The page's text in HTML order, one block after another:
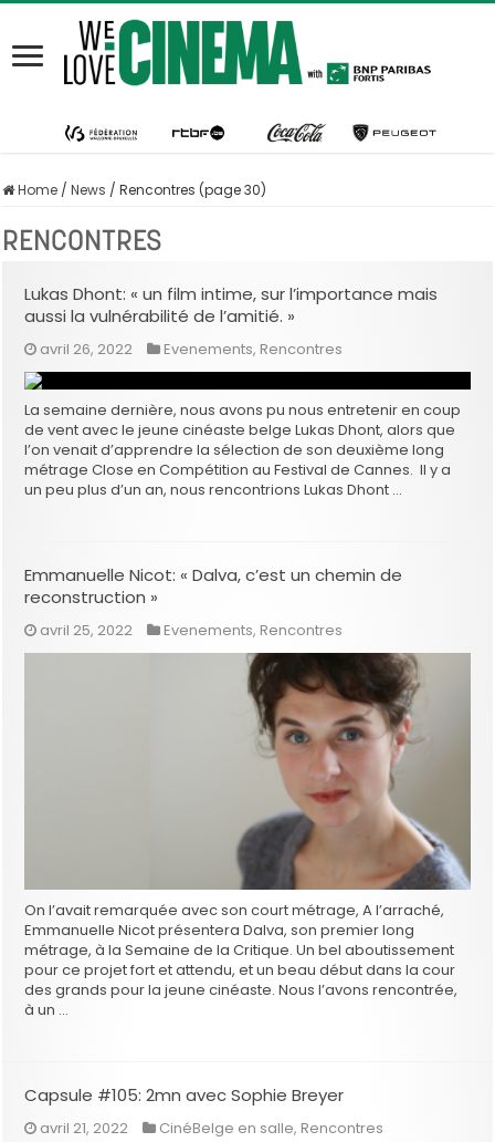
Home / News / Rencontres (page 30)
RENCONTRES
Lukas Dhont: « un film intime, sur l’importance mais
aussi la vulnérabilité de l’amitié. »
avril 26, 2022 Evenements, Rencontres
La semaine dernière, nous avons pu nous entretenir en coup
de vent avec le jeune cinéaste belge Lukas Dhont, alors que
l’on venait d’apprendre la sélection de son deuxième long
métrage Close en Compétition au Festival de Cannes. Il y a
un peu plus d’un an, nous rencontrions Lukas Dhont …
Emmanuelle Nicot: « Dalva, c’est un chemin de
reconstruction »
avril 25, 2022 Evenements, Rencontres
On l’avait remarquée avec son court métrage, A l’arraché,
Emmanuelle Nicot présentera Dalva, son premier long
métrage, à la Semaine de la Critique. Un bel aboutissement
pour ce projet fort et attendu, et un beau début dans la cour
des grands pour la jeune cinéaste. Nous l’avons rencontrée,
à un …
Capsule #105: 2mn avec Sophie Breyer
avril 21, 2022 CinéBelge en salle, Rencontres